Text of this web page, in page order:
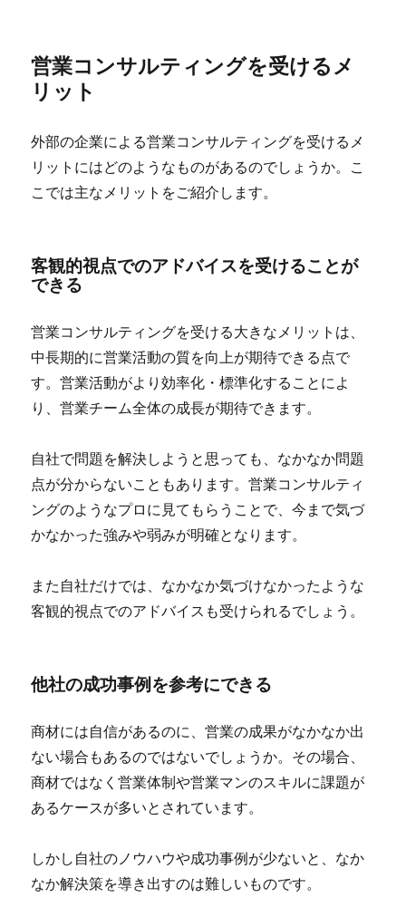
営業コンサルティングを受けるメ
リット
外部の企業による営業コンサルティングを受けるメ
リットにはどのようなものがあるのでしょうか。こ
こでは主なメリットをご紹介します。
客観的視点でのアドバイスを受けることが
できる
営業コンサルティングを受ける大きなメリットは、
中長期的に営業活動の質を向上が期待できる点で
す。営業活動がより効率化・標準化することによ
り、営業チーム全体の成長が期待できます。
自社で問題を解決しようと思っても、なかなか問題
点が分からないこともあります。営業コンサルティ
ングのようなプロに見てもらうことで、今まで気づ
かなかった強みや弱みが明確となります。
また自社だけでは、なかなか気づけなかったような
客観的視点でのアドバイスも受けられるでしょう。
他社の成功事例を参考にできる
商材には自信があるのに、営業の成果がなかなか出
ない場合もあるのではないでしょうか。その場合、
商材ではなく営業体制や営業マンのスキルに課題が
あるケースが多いとされています。
しかし自社のノウハウや成功事例が少ないと、なか
なか解決策を導き出すのは難しいものです。